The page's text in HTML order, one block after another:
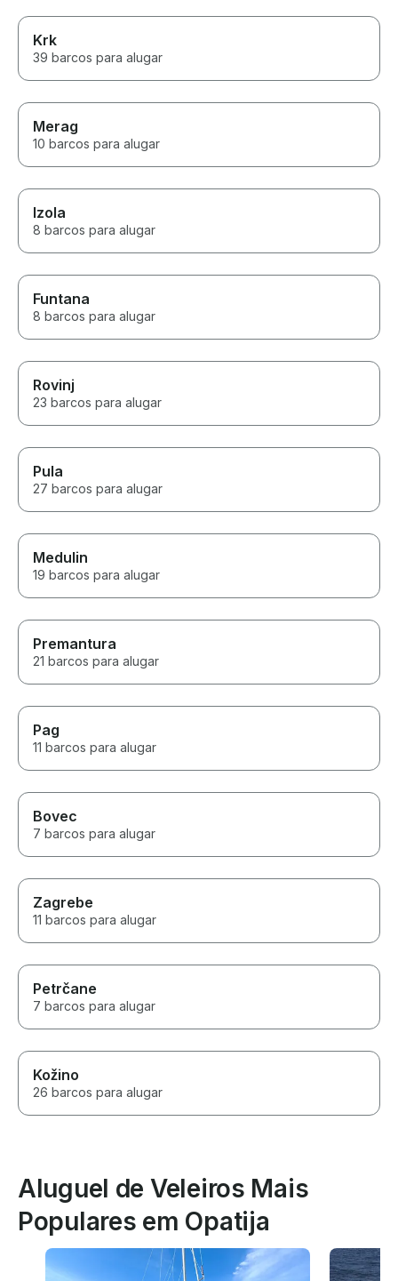
Krk
39 barcos para alugar
Merag
10 barcos para alugar
Izola
8 barcos para alugar
Funtana
8 barcos para alugar
Rovinj
23 barcos para alugar
Pula
27 barcos para alugar
Medulin
19 barcos para alugar
Premantura
21 barcos para alugar
Pag
11 barcos para alugar
Bovec
7 barcos para alugar
Zagrebe
11 barcos para alugar
Petrčane
7 barcos para alugar
Kožino
26 barcos para alugar
Aluguel de Veleiros Mais
Populares em Opatija